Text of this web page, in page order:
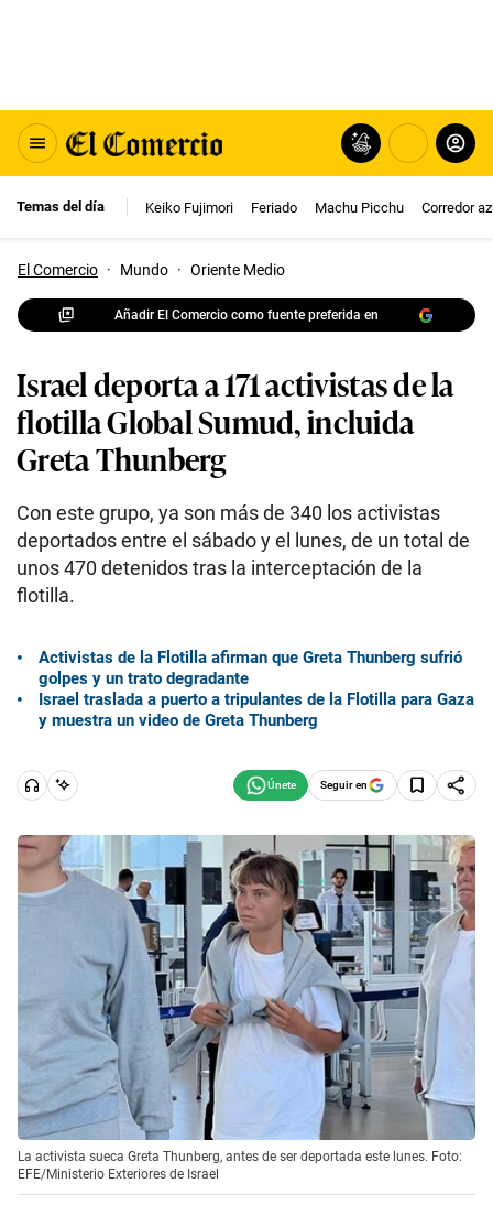
Temas del día Keiko Fujimori Feriado Machu Picchu Corredor
El Comercio · Mundo · Oriente Medio
Añadir El Comercio como fuente preferida en
Israel deporta a 171 activistas de la
flotilla Global Sumud, incluida
Greta Thunberg
Con este grupo, ya son más de 340 los activistas
deportados entre el sábado y el lunes, de un total de
unos 470 detenidos tras la interceptación de la
flotilla.
Activistas de la Flotilla afirman que Greta Thunberg sufrió
golpes y un trato degradante
Israel traslada a puerto a tripulantes de la Flotilla para Gaza
y muestra un video de Greta Thunberg
Seguir en
La activista sueca Greta Thunberg, antes de ser deportada este lunes. Foto:
EFE/Ministerio Exteriores de Israel